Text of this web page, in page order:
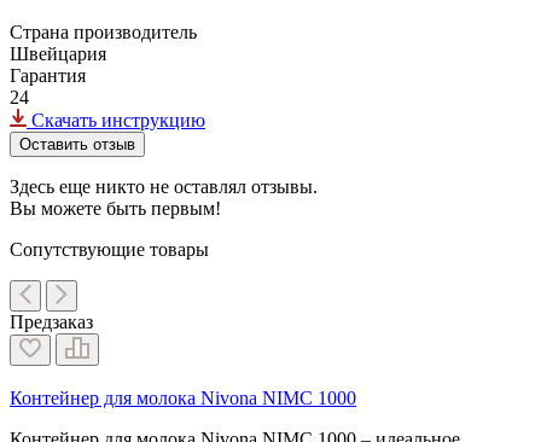
Страна производитель
Швейцария
Гарантия
24
Скачать инструкцию
Оставить отзыв
Здесь еще никто не оставлял отзывы.
Вы можете быть первым!
Сопутствующие товары
Предзаказ
Контейнер для молока Nivona NIMC 1000